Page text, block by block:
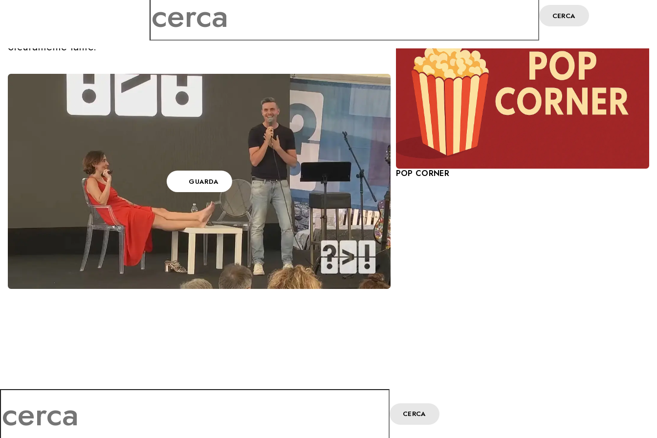
CERCA
piene le nostre giornate. Quante volte ci siamo trovati a pensare a cosa
sarebbe stato di noi se le cose non fossero andate in un determinato
Sicuramente tante.
GUARDA
POP CORNER
CERCA